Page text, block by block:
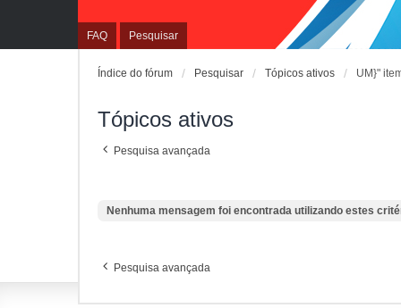
FAQ Pesquisar
Índice do fórum Pesquisar UM}"
Tópicos ativos
Tópicos ativos
Pesquisa avançada
Nenhuma mensagem foi encontrada utilizando estes
Pesquisa avançada